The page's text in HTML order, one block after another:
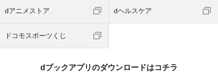
dアニメストア dヘルスケア
ドコモスポーツくじ
dブックアプリのダウンロードはコチラ